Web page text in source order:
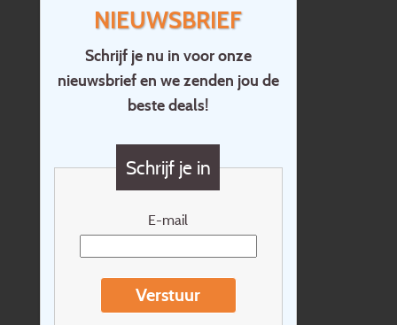
NIEUWSBRIEF
Schrijf je nu in voor onze
nieuwsbrief en we zenden jou de
beste deals!
Schrijf je in
E-mail
Verstuur
Home
Contact
Vragen?
Cadeaubon
Nieuwsbrief
Reisvoorwaarden